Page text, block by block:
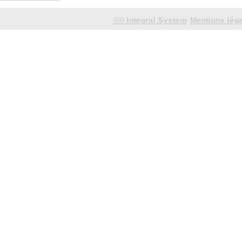
Integral System Mentions